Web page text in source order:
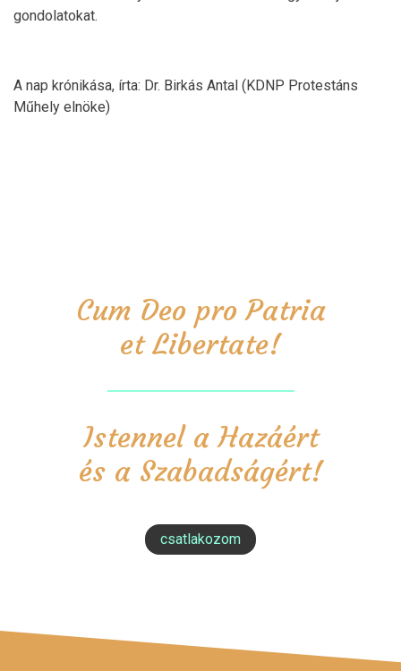
gondolatokat.
A nap krónikása, írta: Dr. Birkás Antal (KDNP Protestáns
Műhely elnöke)
Cum Deo pro Patria
et Libertate!
Istennel a Hazáért
és a Szabadságért!
csatlakozom